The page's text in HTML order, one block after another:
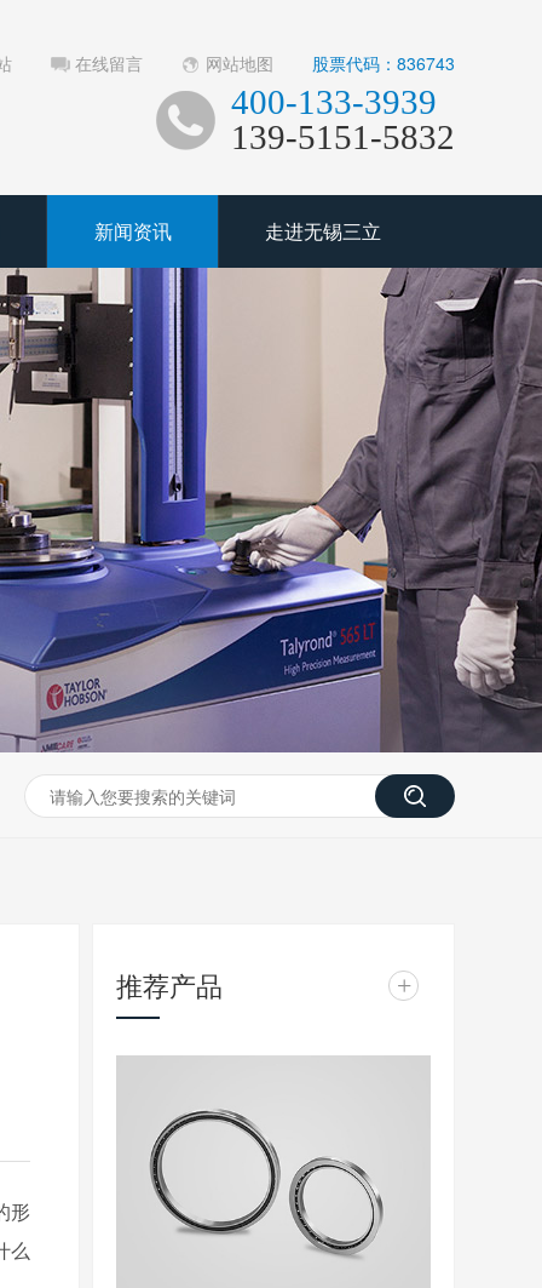
在线留言 网站地图 股票代码：836743
400-133-3939
139-5151-5832
新闻资讯 走进无锡三立
形
么
推荐产品 +